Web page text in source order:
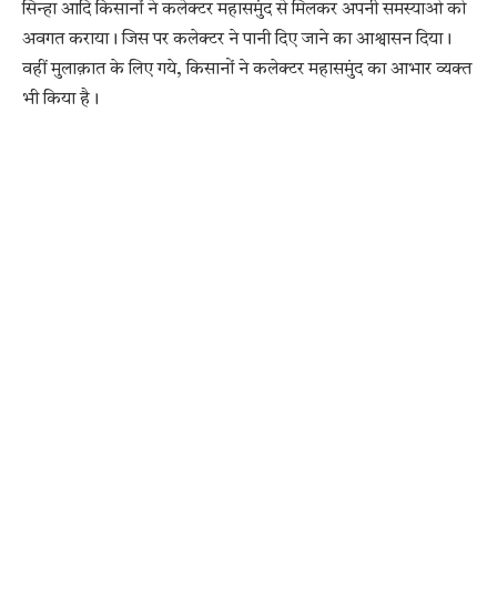
सिन्हा आदि किसानों ने कलेक्टर महासमुंद से मिलकर अपनी समस्याओ को
अवगत कराया। जिस पर कलेक्टर ने पानी दिए जाने का आश्वासन दिया।
वहीं मुलाक़ात के लिए गये, किसानों ने कलेक्टर महासमुंद का आभार व्यक्त
भी किया है।